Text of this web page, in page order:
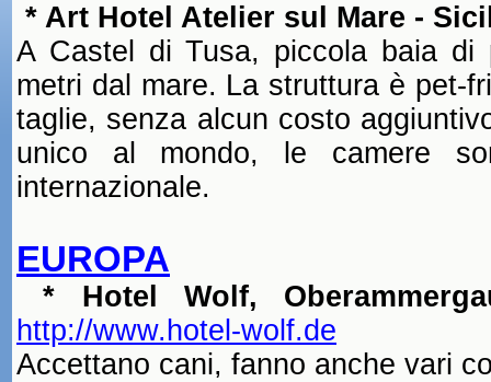
* Art Hotel Atelier sul Mare -
A Castel di Tusa, piccola baia
metri dal mare. La struttura è pet-
taglie, senza alcun costo
unico al mondo, le camere
internazionale.
EUROPA
* Hotel Wolf,
http://www.hotel-wolf.de
Accettano cani, fanno anche vari